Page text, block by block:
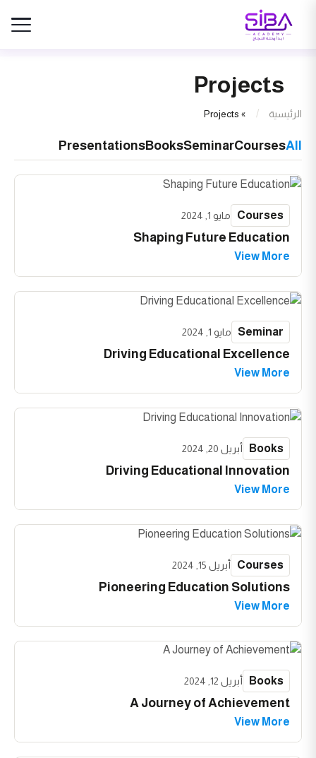
Projects
الرئيسية »
Projects
All
Courses
Seminar
Books
Presentations
Shaping Future Education
Courses مايو 1, 2024
View More
Driving Educational Excellence
Seminar مايو 1, 2024
View More
Driving Educational Innovation
Books أبريل 20, 2024
View More
Pioneering Education Solutions
Courses أبريل 15, 2024
View More
A Journey of Achievement
Books أبريل 12, 2024
View More